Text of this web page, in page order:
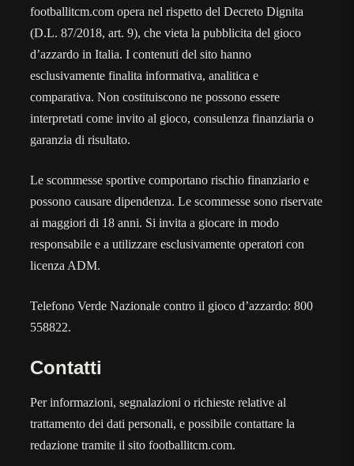
footballitcm.com opera nel rispetto del Decreto Dignita
(D.L. 87/2018, art. 9), che vieta la pubblicita del gioco
d’azzardo in Italia. I contenuti del sito hanno
esclusivamente finalita informativa, analitica e
comparativa. Non costituiscono ne possono essere
interpretati come invito al gioco, consulenza finanziaria o
garanzia di risultato.
Le scommesse sportive comportano rischio finanziario e
possono causare dipendenza. Le scommesse sono riservate
ai maggiori di 18 anni. Si invita a giocare in modo
responsabile e a utilizzare esclusivamente operatori con
licenza ADM.
Telefono Verde Nazionale contro il gioco d’azzardo: 800
558822.
Contatti
Per informazioni, segnalazioni o richieste relative al
trattamento dei dati personali, e possibile contattare la
redazione tramite il sito footballitcm.com.